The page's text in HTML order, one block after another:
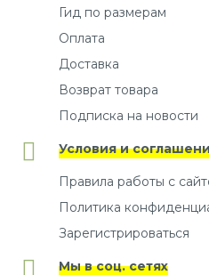
Гид по размерам
Оплата
Доставка
Возврат товара
Подписка на новости
Условия и
Правила работы с
Политика
Зарегистрироваться
Мы в соц. сетях